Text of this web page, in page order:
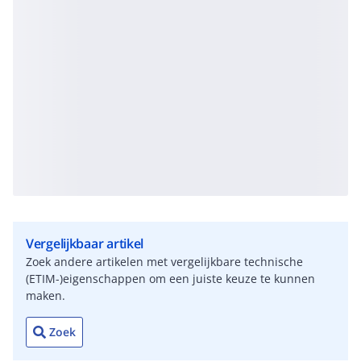
Vergelijkbaar artikel
Zoek andere artikelen met vergelijkbare technische
(ETIM-)eigenschappen om een juiste keuze te kunnen
maken.
Zoek